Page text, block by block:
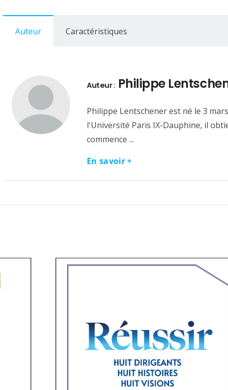
Auteur Caractéristiques
Auteur : Philippe
Philippe Lentschener est né le 3
l'Université Paris IX-Dauphine, il
commence ...
En savoir +